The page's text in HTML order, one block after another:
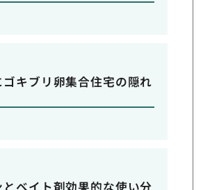
キブリ卵集合住宅の隠れ
とベイト剤効果的な使い分